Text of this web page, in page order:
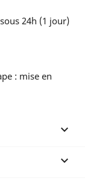
24h (1 jour)
: mise en

